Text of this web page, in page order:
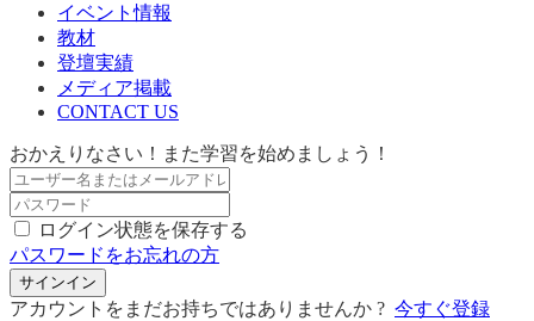
イベント情報
教材
登壇実績
メディア掲載
CONTACT US
おかえりなさい！また学習を始めましょう！
ログイン状態を保存する
パスワードをお忘れの方
サインイン
アカウントをまだお持ちではありませんか ? 今すぐ登録